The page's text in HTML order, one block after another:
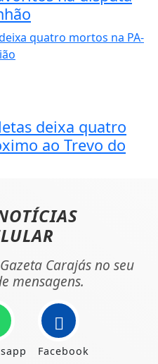
deixa quatro
ao Trevo do
Carajás no seu
mensagens.
Facebook